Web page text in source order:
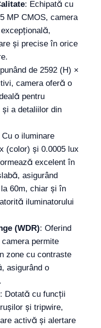
: Echipată cu
MP CMOS, camera
și precise în orice
de 2592 (H) ×
camera oferă o
pentru
a detaliilor din
Cu o iluminare
(color) și 0.0005 lux
excelent în
asigurând
60m, chiar și în
iluminatorului
(WDR): Oferind
permite
zone cu contraste
asigurând o
: Dotată cu funcții
și tripwire,
activă și alertare